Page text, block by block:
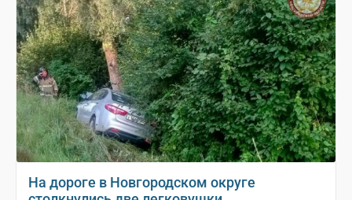
На дороге в Новгородском округе